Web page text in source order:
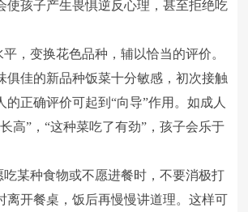
使孩子产生畏惧逆反心理，甚至拒绝吃
变换花色品种，辅以恰当的评价。
俱佳的新品种饭菜十分敏感，初次接触
的正确评价可起到“向导”作用。如成人
高”，“这种菜吃了有劲”，孩子会乐于
某种食物或不愿进餐时，不要消极打
离开餐桌，饭后再慢慢讲道理。这样可